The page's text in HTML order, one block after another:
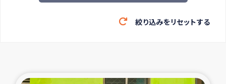
緊急救援の時代
東ティモール豪雨緊急支援
絞り込みをリセットする